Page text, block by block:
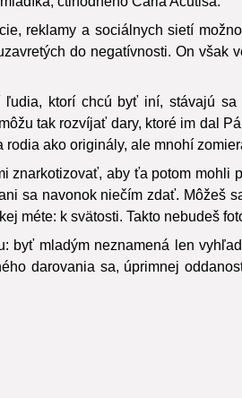
ctihodného Carla Acutisa.
reklamy a sociálnych sietí
do negatívnosti. On
ktorí chcú byť iní, stávajú
tak rozvíjať dary, ktoré im dal
ako originály, ale mnohí
znarkotizovať, aby ťa potom
sa navonok niečím zdať. Môžeš
méte: k svätosti. Takto nebudeš
byť mladým neznamená len
darovania sa, úprimnej